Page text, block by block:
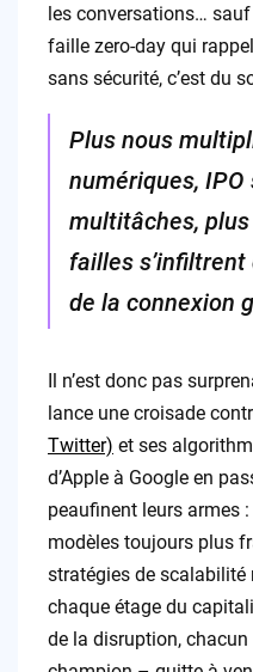
les conversations…
faille zero-day qui
sans sécurité, c’est du
Plus nous
numériques,
multitâches,
failles
de la connexion
Il n’est donc pas
lance une croisade
Twitter) et ses
d’Apple à Google en
peaufinent leurs armes
modèles toujours plus
stratégies de scalabilité
chaque étage du
de la disruption, chacun